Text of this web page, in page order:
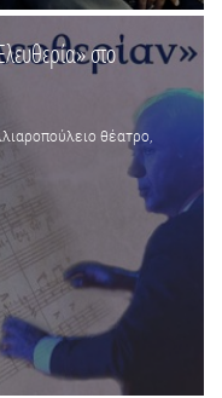
στο
θέατρο,